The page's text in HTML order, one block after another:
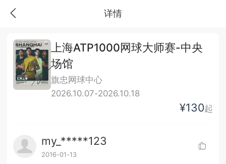
详情
上海ATP1000网球大师赛-中央
场馆
旗忠网球中心
2026.10.07-2026.10.18
¥130起
my_*****123
2016-01-13